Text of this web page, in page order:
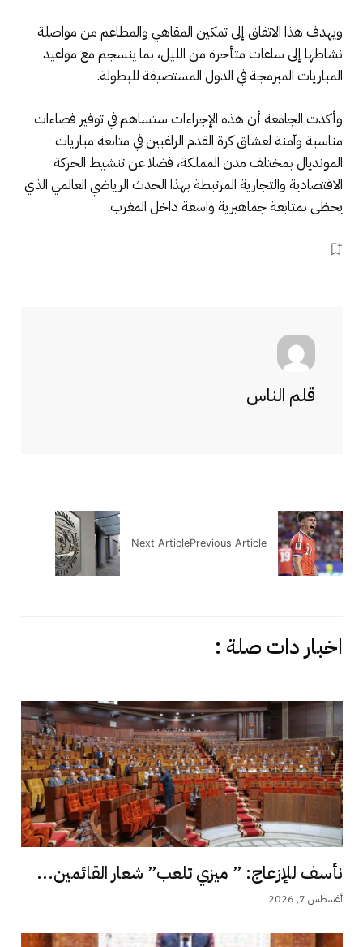
ويهدف هذا الاتفاق إلى تمكين المقاهي والمطاعم من مواصلة
نشاطها إلى ساعات متأخرة من الليل، بما ينسجم مع مواعيد
المباريات المبرمجة في الدول المستضيفة للبطولة.
وأكدت الجامعة أن هذه الإجراءات ستساهم في توفير فضاءات
مناسبة وآمنة لعشاق كرة القدم الراغبين في متابعة مباريات
المونديال بمختلف مدن المملكة، فضلا عن تنشيط الحركة
الاقتصادية والتجارية المرتبطة بهذا الحدث الرياضي العالمي الذي
يحظى بمتابعة جماهيرية واسعة داخل المغرب.
قلم الناس
Previous Article
Next Article
اخبار دات صلة :
نأسف للإزعاج: ” ميزي تلعب” شعار القائمين...
أغسطس 7, 2026